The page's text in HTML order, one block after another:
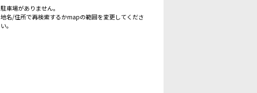
駐車場がありません。
地名/住所で再検索するかmapの範囲を変更してくださ
い。